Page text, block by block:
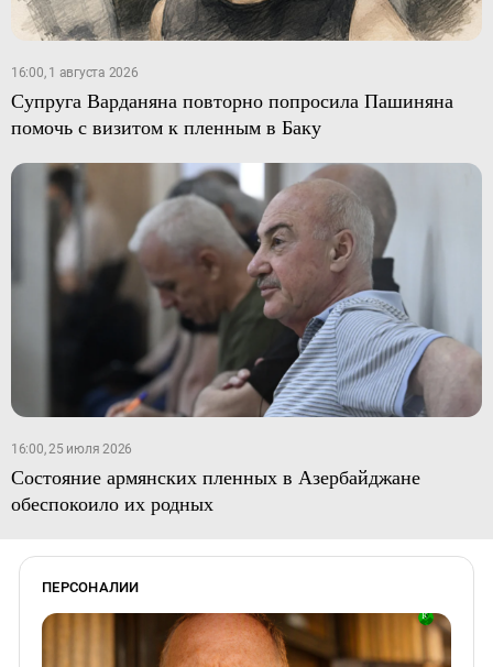
16:00, 1 августа 2026
Супруга Варданяна повторно попросила Пашиняна
помочь с визитом к пленным в Баку
16:00, 25 июля 2026
Состояние армянских пленных в Азербайджане
обеспокоило их родных
ПЕРСОНАЛИИ